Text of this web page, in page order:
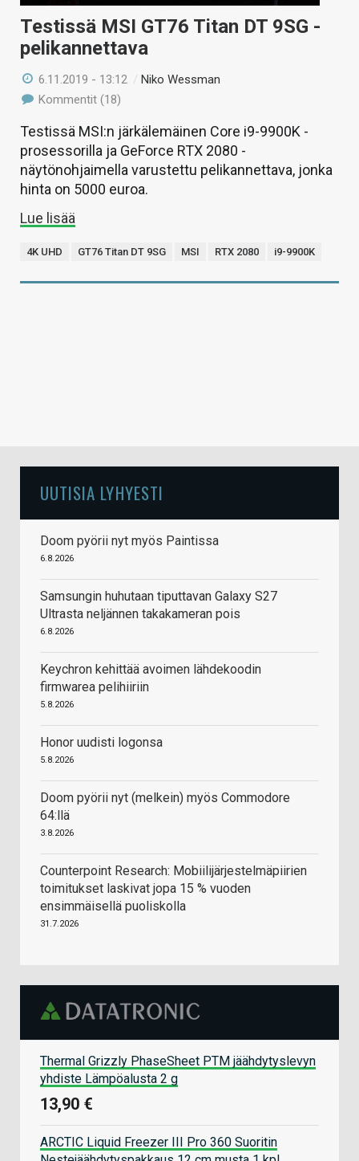
Testissä MSI GT76 Titan DT 9SG -
pelikannettava
6.11.2019 - 13:12 /Niko Wessman
Kommentit (18)
Testissä MSI:n järkälemäinen Core i9-9900K -
prosessorilla ja GeForce RTX 2080 -
näytönohjaimella varustettu pelikannettava, jonka
hinta on 5000 euroa.
Lue lisää
4K UHD GT76 Titan DT 9SG MSI RTX 2080 i9-9900K
UUTISIA LYHYESTI
Doom pyörii nyt myös Paintissa
6.8.2026
Samsungin huhutaan tiputtavan Galaxy S27
Ultrasta neljännen takakameran pois
6.8.2026
Keychron kehittää avoimen lähdekoodin
firmwarea pelihiiriin
5.8.2026
Honor uudisti logonsa
5.8.2026
Doom pyörii nyt (melkein) myös Commodore
64:llä
3.8.2026
Counterpoint Research: Mobiilijärjestelmäpiirien
toimitukset laskivat jopa 15 % vuoden
ensimmäisellä puoliskolla
31.7.2026
Thermal Grizzly PhaseSheet PTM jäähdytyslevyn
yhdiste Lämpöalusta 2 g
13,90 €
ARCTIC Liquid Freezer III Pro 360 Suoritin